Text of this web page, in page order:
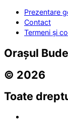
Prezentare
Contact
Termeni și
Orașul
© 2026
Toate